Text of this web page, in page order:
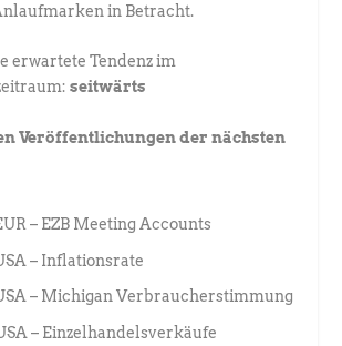
in Betracht.
erwartete Tendenz im
seitwärts
Veröffentlichungen der nächsten
– EZB Meeting Accounts
– Inflationsrate
– Michigan Verbraucherstimmung
– Einzelhandelsverkäufe